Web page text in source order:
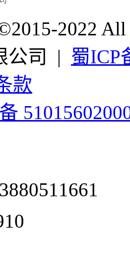
2022
公司 | 蜀ICP
款